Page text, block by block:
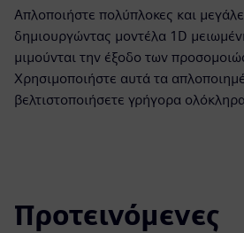
Απλοποιήστε πολύπλοκες και
δημιουργώντας μοντέλα 1D
μιμούνται την έξοδο των
Χρησιμοποιήστε αυτά τα
βελτιστοποιήσετε γρήγορα
Προτεινόμενες